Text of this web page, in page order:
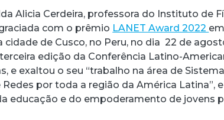
Alicia Cerdeira, professora do Instituto de
com o prêmio LANET Award 2022
cidade de Cusco, no Peru, no dia 22 de
edição da Conferência Latino-
e exaltou o seu “trabalho na área de
Redes por toda a região da América Latina”,
educação e do empoderamento de jovens